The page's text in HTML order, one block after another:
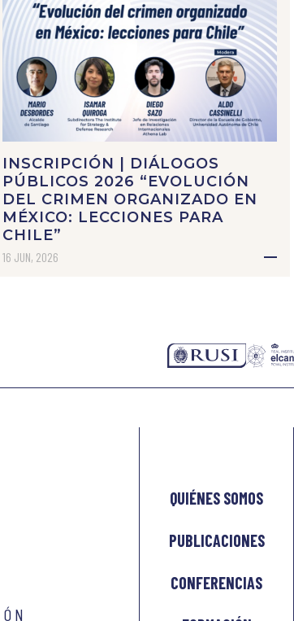
INSCRIPCIÓN | DIÁLOGOS
PÚBLICOS 2026 “EVOLUCIÓN
DEL CRIMEN ORGANIZADO EN
MÉXICO: LECCIONES PARA
CHILE”
16 JUN, 2026
QUIÉNES SOMOS
PUBLICACIONES
CONFERENCIAS